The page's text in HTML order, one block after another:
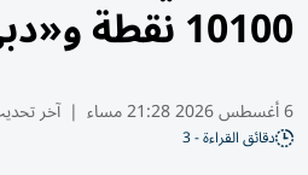
10100 نقطة و«دبي» يتراجع
6 أغسطس 2026 21:28 مساء | آخر
دقائق القراءة - 3